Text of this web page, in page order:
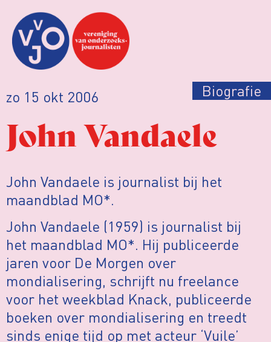
zo 15 okt 2006 Biografie
John Vandaele
John Vandaele is journalist bij het
maandblad MO*.
John Vandaele (1959) is journalist bij
het maandblad MO*. Hij publiceerde
jaren voor De Morgen over
mondialisering, schrijft nu freelance
voor het weekblad Knack, publiceerde
boeken over mondialisering en treedt
sinds enige tijd op met acteur ‘Vuile’